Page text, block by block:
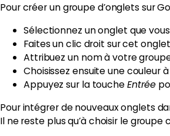
Pour créer un groupe d’onglets sur
Sélectionnez un onglet que
Faites un clic droit sur cet
Attribuez un nom à votre
Choisissez ensuite une couleur
Appuyez sur la toucheEntrée
Pour intégrer de nouveaux onglets
Il ne reste plus qu’à choisir le